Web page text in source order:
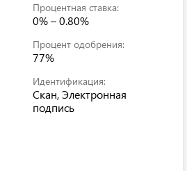
Процентная ставка:
0% – 0.80%
Процент одобрения:
77%
Идентификация:
Скан, Электронная
подпись